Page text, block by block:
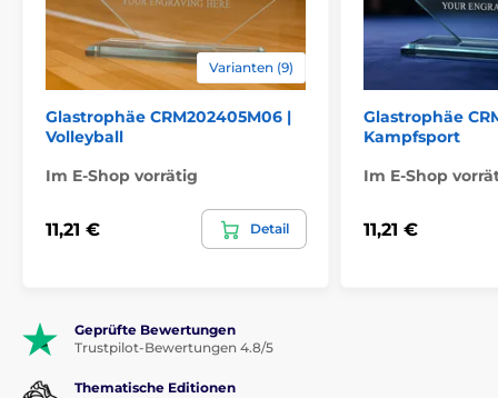
Varianten (9)
Glastrophäe CRM202405M06 |
Volleyball
Im E-Shop vorrätig
11,21 € Detail
Glastrophäe
Kampfsport
Im E-Shop
11,21 €
Geprüfte Bewertungen
Trustpilot-Bewertungen 4.8/5
Thematische Editionen